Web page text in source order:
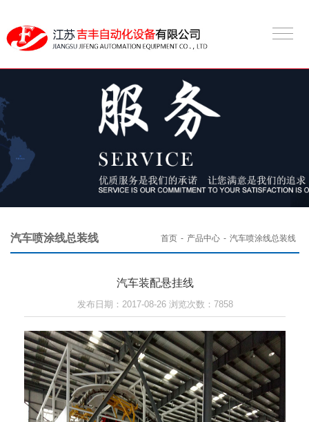
首页 - 产品中心 - 汽车喷涂线总装线
汽车喷涂线总装线
汽车装配悬挂线
发布日期：2017-08-26 浏览次数：7858